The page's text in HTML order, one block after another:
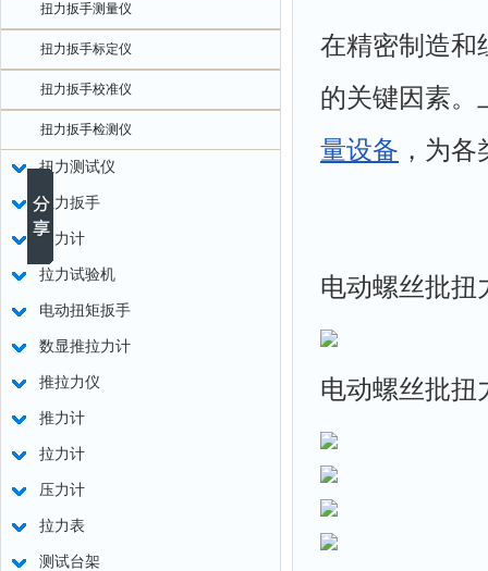
扭力扳手测量仪
扭力扳手标定仪
扭力扳手校准仪
扭力扳手检测仪
扭力测试仪
扭力扳手
测力计
拉力试验机
电动扭矩扳手
数显推拉力计
推拉力仪
推力计
拉力计
压力计
拉力表
测试台架
在精密制造和
的关键因素。
量设备 ，为
电动螺丝批扭
电动螺丝批扭